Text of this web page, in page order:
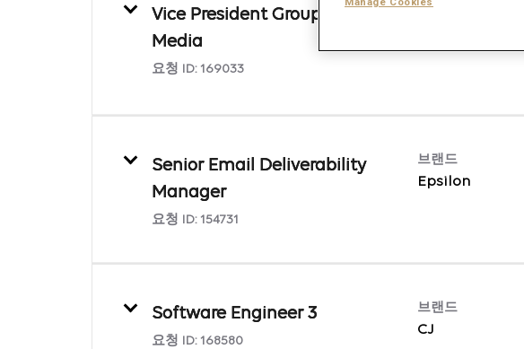
Vice President Group Director,
Media
요청 ID: 169033
브랜드
Senior Email Deliverability
Manager
요청 ID: 154731
브랜드
Epsilon
Software Engineer 3
요청 ID: 168580
브랜드
CJ